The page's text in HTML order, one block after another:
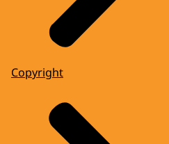
Copyright